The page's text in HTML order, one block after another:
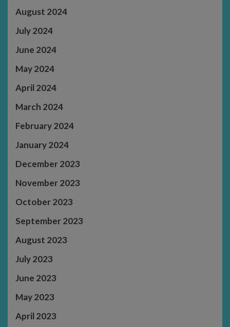
August 2024
July 2024
June 2024
May 2024
April 2024
March 2024
February 2024
January 2024
December 2023
November 2023
October 2023
September 2023
August 2023
July 2023
June 2023
May 2023
April 2023